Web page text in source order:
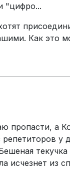
"цифро...
Как это
пропасти, а
у
исчезнет из